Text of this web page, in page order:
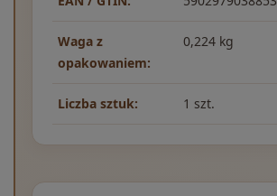
Waga z
opakowaniem:
0,224 kg
Liczba sztuk: 1 szt.